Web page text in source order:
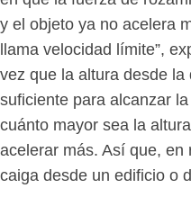
y el objeto ya no acelera
llama velocidad límite”,
vez que la altura desde la
suficiente para alcanzar
cuánto mayor sea la
acelerar más. Así que, en
caiga desde un edificio o